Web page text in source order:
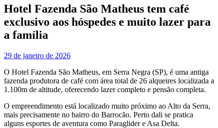
Hotel Fazenda São Matheus tem café
exclusivo aos hóspedes e muito lazer para
a família
29 de janeiro de 2026
O Hotel Fazenda São Matheus, em Serra Negra (SP), é uma antiga
fazenda produtora de café com área total de 26 alqueires localizada a
1.100m de altitude, oferecendo lazer completo e pensão completa.
O empreendimento está localizado muito próximo ao Alto da Serra,
mais precisamente no bairro do Barrocão. Perto dali se pratica
alguns esportes de aventura como Paraglider e Asa Delta.